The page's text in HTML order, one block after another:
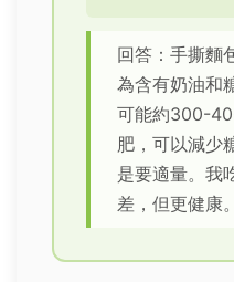
回答：手撕麵
為含有奶油和
可能約300-
肥，可以減少
是要適量。我
差，但更健康。